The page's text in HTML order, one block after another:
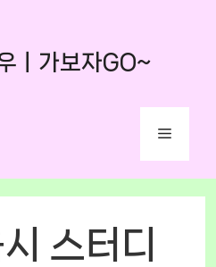
ㅣ가보자GO~
Menu
스터디